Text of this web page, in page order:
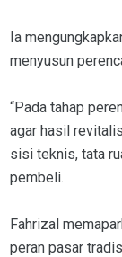
Ia
menyusun
“Pada tahap
agar hasil
sisi teknis, tata
pembeli.
Fahrizal
peran pasar